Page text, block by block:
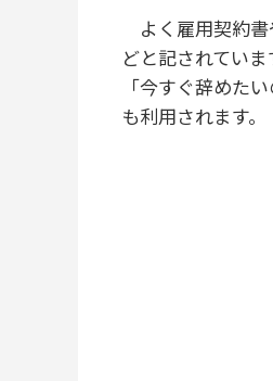
よく雇用契約書
どと記されてい
「今すぐ辞めた
も利用されます。